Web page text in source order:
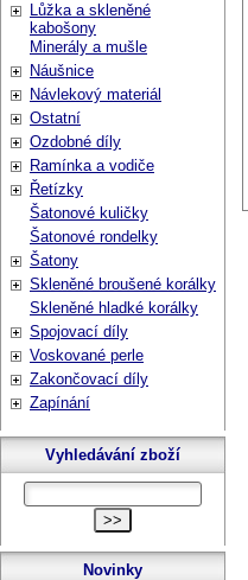
Lůžka a skleněné
kabošony
Minerály a mušle
Náušnice
Návlekový materiál
Ostatní
Ozdobné díly
Ramínka a vodiče
Řetízky
Šatonové kuličky
Šatonové rondelky
Šatony
Skleněné broušené korálky
Skleněné hladké korálky
Spojovací díly
Voskované perle
Zakončovací díly
Zapínání
Vyhledávání zboží
Novinky